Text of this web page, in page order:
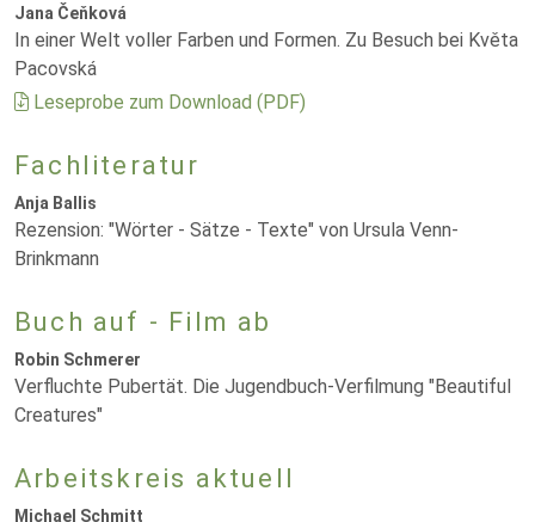
Jana Čeňková
In einer Welt voller Farben und Formen. Zu Besuch bei Květa
Pacovská
Leseprobe zum Download (PDF)
Fachliteratur
Anja Ballis
Rezension: "Wörter - Sätze - Texte" von Ursula Venn-
Brinkmann
Buch auf - Film ab
Robin Schmerer
Verfluchte Pubertät. Die Jugendbuch-Verfilmung "Beautiful
Creatures"
Arbeitskreis aktuell
Michael Schmitt